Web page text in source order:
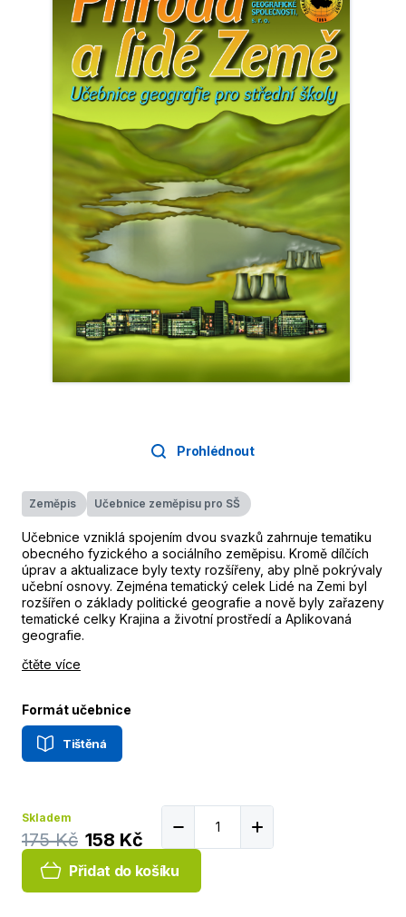
Prohlédnout
Zeměpis Učebnice zeměpisu pro SŠ
Učebnice vzniklá spojením dvou svazků zahrnuje tematiku
obecného fyzického a sociálního zeměpisu. Kromě dílčích
úprav a aktualizace byly texty rozšířeny, aby plně pokrývaly
učební osnovy. Zejména tematický celek Lidé na Zemi byl
rozšířen o základy politické geografie a nově byly zařazeny
tematické celky Krajina a životní prostředí a Aplikovaná
geografie.
čtěte více
Formát učebnice
Tištěná
Skladem
175 Kč 158 Kč
Přidat do košíku